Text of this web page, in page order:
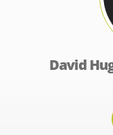
David